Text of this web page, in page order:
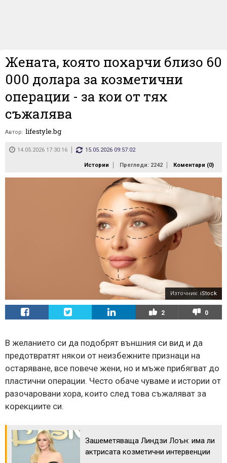
Жената, която похарчи близо 60
000 долара за козметични
операции - за кои от тях
съжалява
Автор: lifestyle.bg
14.05.2026 17:30:16 15.05.2026 09:57:02
Истории Прегледи: 2242 Коментари (0)
Източник: iStock
2 0
В желанието си да подобрят външния си вид и да
предотвратят някои от неизбежните признаци на
остаряване, все повече жени, но и мъже прибягват до
пластични операции. Често обаче чуваме и истории от
разочаровани хора, които след това съжаляват за
корекциите си.
Зашеметяваща Линдзи Лоън: има ли
актрисата козметични интервенции